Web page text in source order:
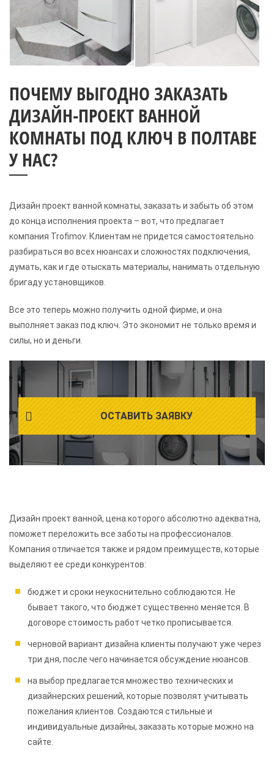
ПОЧЕМУ ВЫГОДНО ЗАКАЗАТЬ
ДИЗАЙН-ПРОЕКТ ВАННОЙ
КОМНАТЫ ПОД КЛЮЧ В ПОЛТАВЕ
У НАС?
Дизайн проект ванной комнаты, заказать и забыть об этом
до конца исполнения проекта – вот, что предлагает
компания Trofimov. Клиентам не придется самостоятельно
разбираться во всех нюансах и сложностях подключения,
думать, как и где отыскать материалы, нанимать отдельную
бригаду установщиков.
Все это теперь можно получить одной фирме, и она
выполняет заказ под ключ. Это экономит не только время и
силы, но и деньги.
ОСТАВИТЬ ЗАЯВКУ
Дизайн проект ванной, цена которого абсолютно адекватна,
поможет переложить все заботы на профессионалов.
Компания отличается также и рядом преимуществ, которые
выделяют ее среди конкурентов:
бюджет и сроки неукоснительно соблюдаются. Не
бывает такого, что бюджет существенно меняется. В
договоре стоимость работ четко прописывается.
черновой вариант дизайна клиенты получают уже через
три дня, после чего начинается обсуждение нюансов.
на выбор предлагается множество технических и
дизайнерских решений, которые позволят учитывать
пожелания клиентов. Создаются стильные и
индивидуальные дизайны, заказать которые можно на
сайте.